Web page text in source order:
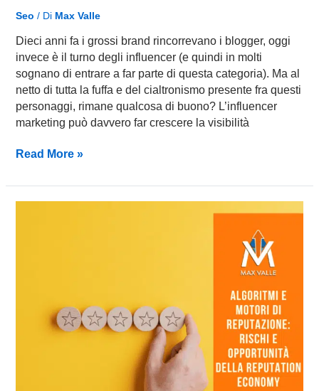
Seo / Di Max Valle
Dieci anni fa i grossi brand rincorrevano i blogger, oggi
invece è il turno degli influencer (e quindi in molti
sognano di entrare a far parte di questa categoria). Ma al
netto di tutta la fuffa e del cialtronismo presente fra questi
personaggi, rimane qualcosa di buono? L’influencer
marketing può davvero far crescere la visibilità
Read More »
opportunità